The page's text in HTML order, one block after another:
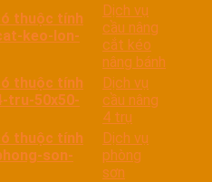
Dịch vụ
cầu nâng
cắt kéo
nâng bánh
Dịch vụ
cầu nâng
4 trụ
Dịch vụ
phòng
sơn